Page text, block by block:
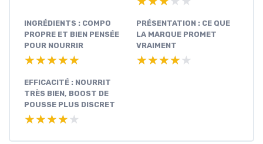
INGRÉDIENTS : COMPO
PROPRE ET BIEN PENSÉE
POUR NOURRIR
★★★★★
★★★★★
PRÉSENTATION : CE QUE
LA MARQUE PROMET
VRAIMENT
★★★★★
★★★★★
EFFICACITÉ : NOURRIT
TRÈS BIEN, BOOST DE
POUSSE PLUS DISCRET
★★★★★
★★★★★